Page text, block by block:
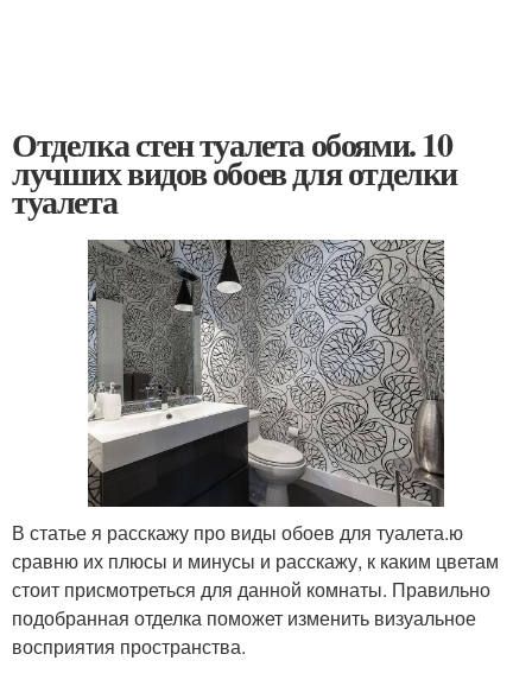
Отделка стен туалета обоями. 10
лучших видов обоев для отделки
туалета
В статье я расскажу про виды обоев для туалета.ю
сравню их плюсы и минусы и расскажу, к каким цветам
стоит присмотреться для данной комнаты. Правильно
подобранная отделка поможет изменить визуальное
восприятия пространства.